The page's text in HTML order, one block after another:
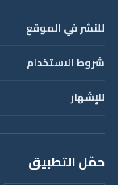
للنشر في الموقع
شروط الاستخدام
للإشهار
حمّل التطبيق